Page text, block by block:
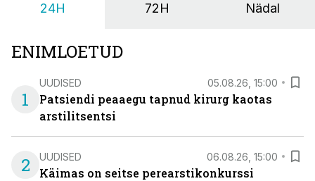
24H 72H Nädal
ENIMLOETUD
1
UUDISED 05.08.26, 15:00
Patsiendi peaaegu tapnud kirurg kaotas
arstilitsentsi
2 UUDISED 06.08.26, 15:00
Käimas on seitse perearstikonkurssi